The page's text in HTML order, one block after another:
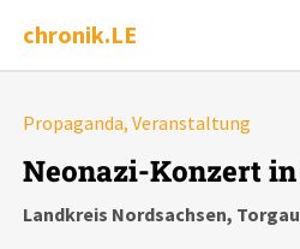
chronik.LE
Ereignis
Chronik
Propaganda, Veranstaltung
Neonazi-Konzert
Landkreis Nordsachsen, Torgau
Alle Ereignisse
Ereignisse
Ereignisse